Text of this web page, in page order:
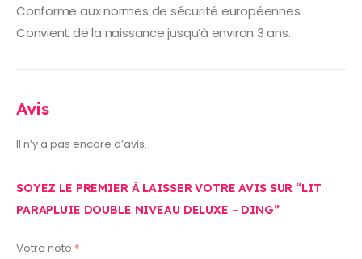
Conforme aux normes de sécurité européennes.
Convient de la naissance jusqu’à environ 3 ans.
Avis
Il n’y a pas encore d’avis.
SOYEZ LE PREMIER À LAISSER VOTRE AVIS SUR “LIT
PARAPLUIE DOUBLE NIVEAU DELUXE – DING”
Votre note *